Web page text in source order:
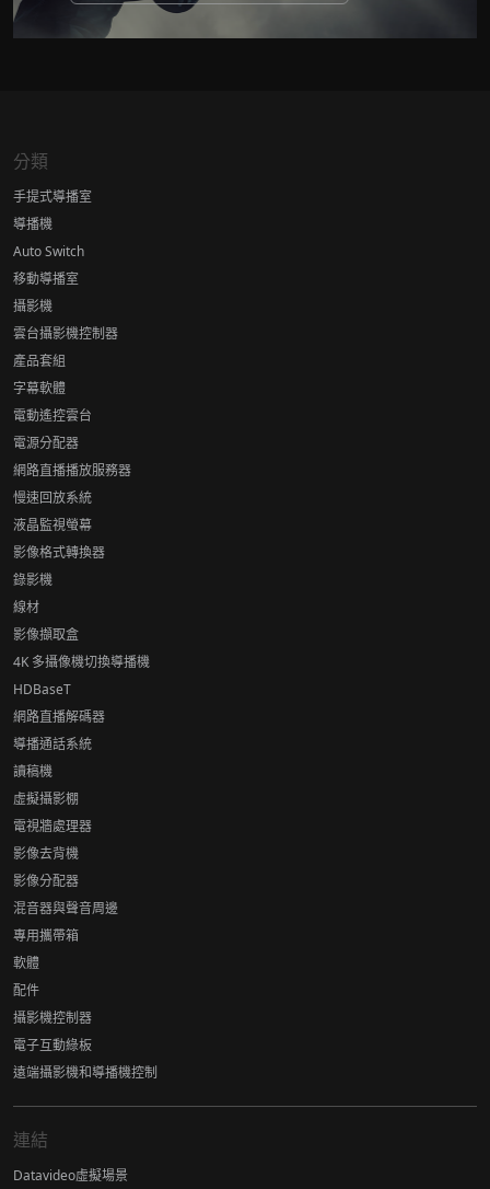
分類
手提式導播室
導播機
Auto Switch
移動導播室
攝影機
雲台攝影機控制器
產品套組
字幕軟體
電動遙控雲台
電源分配器
網路直播播放服務器
慢速回放系統
液晶監視螢幕
影像格式轉換器
錄影機
線材
影像擷取盒
4K 多攝像機切換導播機
HDBaseT
網路直播解碼器
導播通話系統
讀稿機
虛擬攝影棚
電視牆處理器
影像去背機
影像分配器
混音器與聲音周邊
專用攜帶箱
軟體
配件
攝影機控制器
電子互動綠板
遠端攝影機和導播機控制
連結
Datavideo虛擬場景